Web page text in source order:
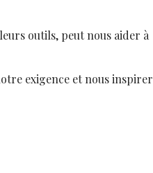
outils, peut nous aider à
exigence et nous inspirer